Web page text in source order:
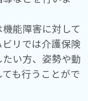
能障害に対して
リでは介護保険
い方、姿勢や動
も行うことがで